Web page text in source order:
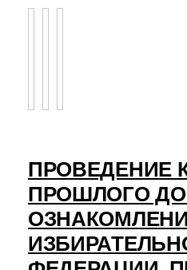
ПРОВЕДЕНИЕ
ПРОШЛОГО